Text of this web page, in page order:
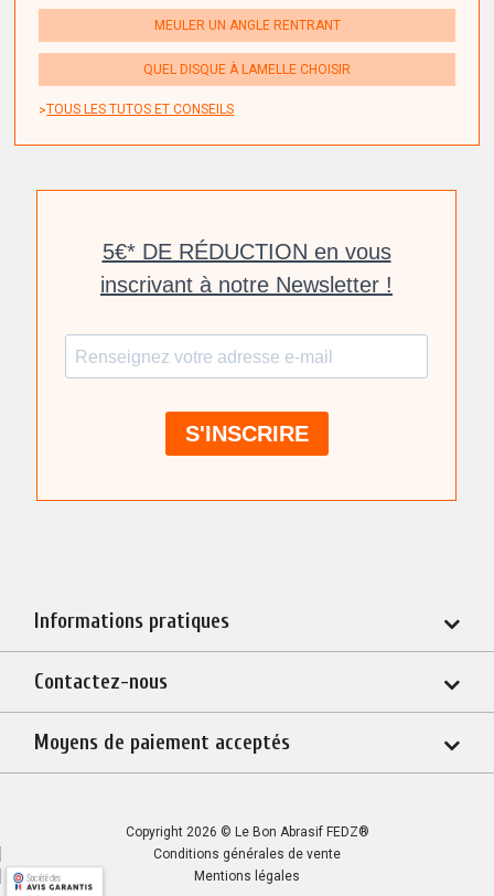
MEULER UN ANGLE RENTRANT
QUEL DISQUE À LAMELLE CHOISIR
TOUS LES TUTOS ET CONSEILS
Informations pratiques
Contactez-nous
Moyens de paiement acceptés
Copyright 2026 © Le Bon Abrasif FEDZ®
Conditions générales de vente
Mentions légales